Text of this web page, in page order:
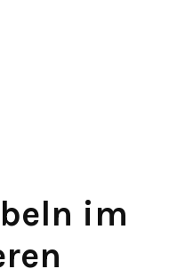
im